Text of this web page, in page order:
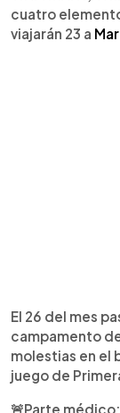
cuatro
viajarán 23 a
El 26 del mes
campamento
molestias en el
juego de
🚨Parte